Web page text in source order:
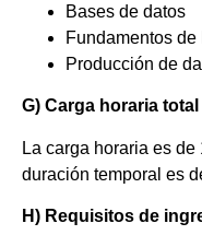
Bases de datos
Fundamentos
Producción de
G) Carga horaria total
La carga horaria es
duración temporal es
H) Requisitos de